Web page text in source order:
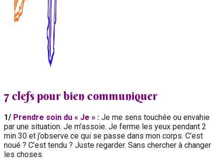
7 clefs pour bien communiquer
‍1/ Prendre soin du « Je » : Je me sens touchée ou envahie
par une situation. Je m’assoie. Je ferme les yeux pendant 2
min 30 et j’observe ce qui se passe dans mon corps. C’est
noué ? C’est tendu ? Juste regarder. Sans chercher à changer
les choses.